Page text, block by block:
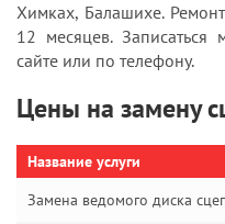
Химках, Балашихе.
12 месяцев.
сайте или по телефону.
Цены на замену
Название услуги
Замена ведомого диска